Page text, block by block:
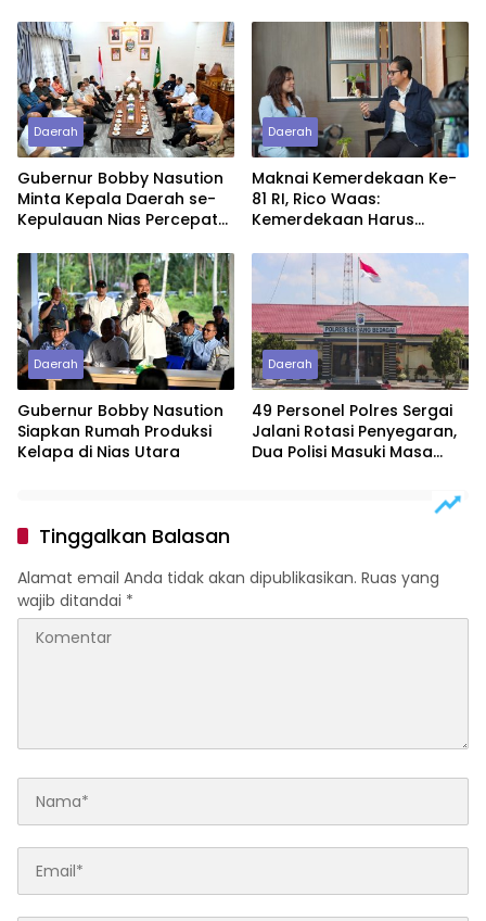
Utara
Daerah
Gubernur Bobby Nasution
Minta Kepala Daerah se-
Kepulauan Nias Percepat
Daerah
Maknai Kemerdekaan Ke-
81 RI, Rico Waas:
Kemerdekaan Harus
Lewat Peningkatan
Pelayanan Primer
Daerah
Gubernur Bobby Nasution
Siapkan Rumah Produksi
Kelapa di Nias Utara
Daerah
49 Personel Polres Sergai
Jalani Rotasi Penyegaran,
Dua Polisi Masuki Masa
Tinggalkan Balasan
Alamat email Anda tidak akan dipublikasikan. Ruas yang
wajib ditandai *